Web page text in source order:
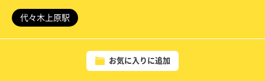
代々木上原駅
お気に入りに追加